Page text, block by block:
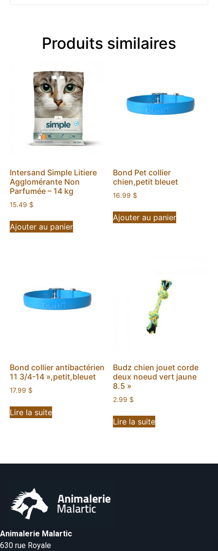
Produits similaires
Intersand Simple Litiere
Agglomérante Non
Parfumée – 14 kg
15.49 $
Ajouter au panier
Bond Pet collier
chien,petit bleuet
16.99 $
Ajouter au panier
Bond collier antibactérien
11 3/4-14 »,petit,bleuet
17.99 $
Lire la suite
Budz chien jouet corde
deux noeud vert jaune
8.5 »
2.99 $
Lire la suite
Animalerie Malartic
630 rue Royale